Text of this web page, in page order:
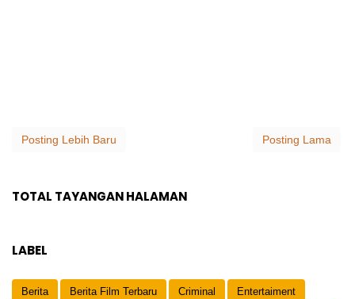
Posting Lebih Baru Posting Lama
TOTAL TAYANGAN HALAMAN
LABEL
Berita Berita Film Terbaru Criminal Entertaiment